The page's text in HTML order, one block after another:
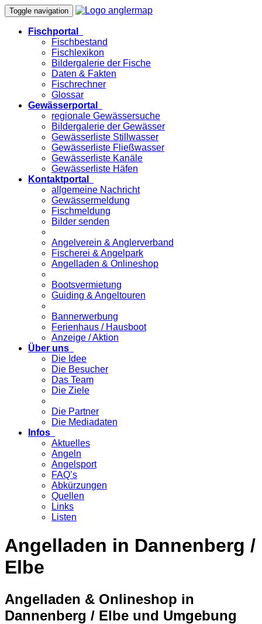
Toggle navigation
Fischportal
Fischbestand
Fischlexikon
Bildergalerie der Fische
Daten & Fakten
Fischrechner
Glossar
Gewässerportal
regionale Gewässersuche
Bildergalerie der Gewässer
Gewässerliste Stillwasser
Gewässerliste Fließwasser
Gewässerliste Kanäle
Gewässerliste Häfen
Kontaktportal
allgemeine Nachricht
Gewässermeldung
Fischmeldung
Bilder senden
Angelverein & Anglerverband
Fischerei & Angelpark
Angelladen & Onlineshop
Bootsvermietung
Guiding & Angeltouren
Bannerwerbung
Ferienhaus / Hausboot
Anzeige / Aktion
Über uns
Die Idee
Die Besucher
Das Team
Die Ziele
Die Partner
Die Mediadaten
Infos
Aktuelles
Angeln
Angelsport
FAQ’s
Abkürzungen
Quellen
Links
Listen
Angelladen in Dannenberg /
Elbe
Angelladen & Onlineshop in
Dannenberg / Elbe und Umgebung